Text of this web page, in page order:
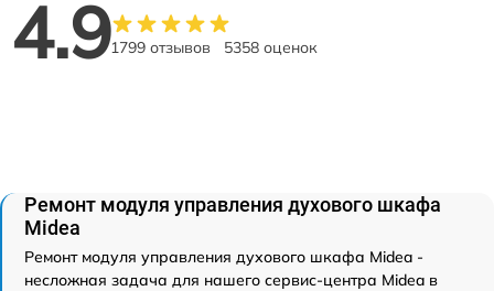
4.91799 отзывов 5358 оценок
Ремонт модуля управления духового шкафа
Midea
Ремонт модуля управления духового шкафа Midea -
несложная задача для нашего сервис-центра Midea в